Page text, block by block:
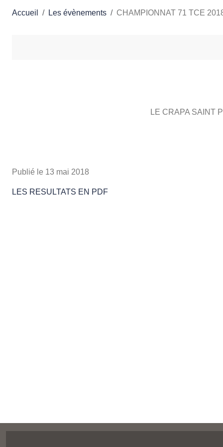
Accueil Les évènements CHAMPIONNAT 71 TCE
LE CRAPA SAINT
Publié le 13 mai 2018
LES RESULTATS EN PDF